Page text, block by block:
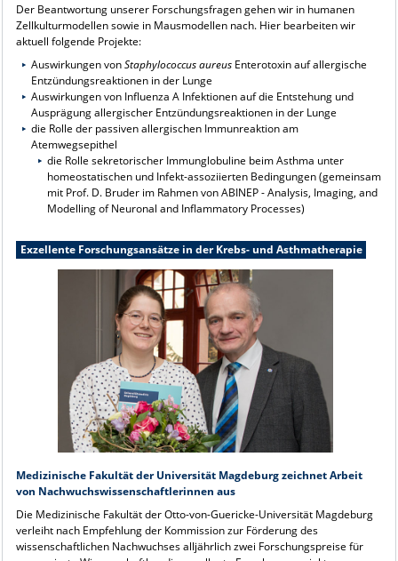
Der Beantwortung unserer Forschungsfragen gehen wir in humanen
Zellkulturmodellen sowie in Mausmodellen nach. Hier bearbeiten wir
aktuell folgende Projekte:
Auswirkungen vonStaphylococcus aureus Enterotoxin auf allergische
Entzündungsreaktionen in der Lunge
Auswirkungen von Influenza A Infektionen auf die Entstehung und
Ausprägung allergischer Entzündungsreaktionen in der Lunge
die Rolle der passiven allergischen Immunreaktion am
Atemwegsepithel
die Rolle sekretorischer Immunglobuline beim Asthma unter
homeostatischen und Infekt-assoziierten Bedingungen (gemeinsam
mit Prof. D. Bruder im Rahmen von ABINEP - Analysis, Imaging, and
Modelling of Neuronal and Inflammatory Processes)
Exzellente Forschungsansätze in der Krebs- und Asthmatherapie
Medizinische Fakultät der Universität Magdeburg zeichnet Arbeit
von Nachwuchswissenschaftlerinnen aus
Die Medizinische Fakultät der Otto-von-Guericke-Universität Magdeburg
verleiht nach Empfehlung der Kommission zur Förderung des
wissenschaftlichen Nachwuchses alljährlich zwei Forschungspreise für